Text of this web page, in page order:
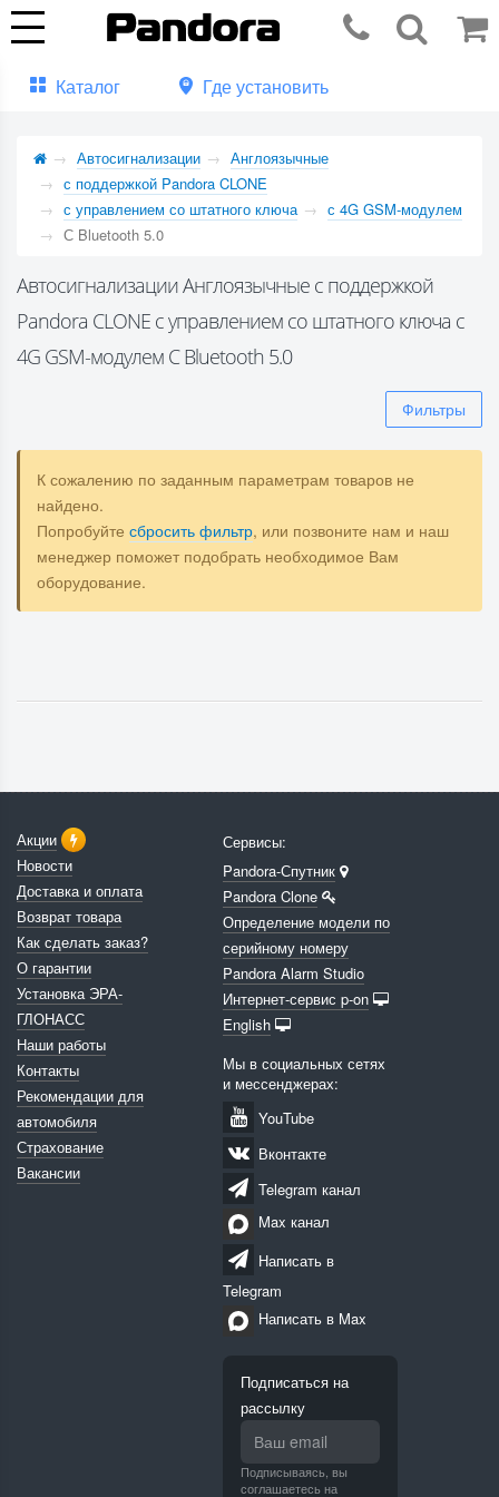
Каталог Где установить
Автосигнализации
Англоязычные
с поддержкой Pandora CLONE
с управлением со штатного ключа
с 4G GSM-модулем
С Bluetooth 5.0
Автосигнализации Англоязычные с поддержкой
Pandora CLONE с управлением со штатного ключа с
4G GSM-модулем С Bluetooth 5.0
Фильтры
К сожалению по заданным параметрам товаров не
найдено.
Попробуйте сбросить фильтр, или позвоните нам и наш
менеджер поможет подобрать необходимое Вам
оборудование.
Акции
Новости
Доставка и оплата
Возврат товара
Как сделать заказ?
О гарантии
Установка ЭРА-
ГЛОНАСС
Наши работы
Контакты
Рекомендации для
автомобиля
Страхование
Вакансии
Сервисы:
Pandora-Спутник
Pandora Clone
Определение модели по
серийному номеру
Pandora Alarm Studio
Интернет-сервис p-on
English
Мы в социальных сетях
и мессенджерах:
YouTube
Вконтакте
Telegram канал
Max канал
Написать в
Telegram
Написать в Max
Подписаться на
рассылку
Подписываясь, вы
соглашаетесь на